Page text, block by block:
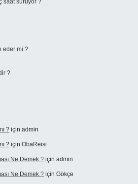
saat sürüyor ?
eder mi ?
?
? için admin
? için ObaReisi
Ne Demek ? için admin
Ne Demek ? için Gökçe